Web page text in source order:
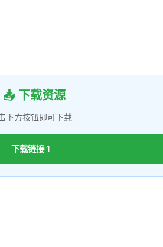
📥 下载资源
下方按钮即可下载
下载链接 1